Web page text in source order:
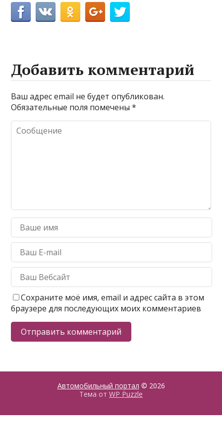
Добавить комментарий
Ваш адрес email не будет опубликован.
Обязательные поля помечены*
Сохраните моё имя, email и адрес сайта в этом
браузере для последующих моих комментариев
Автомобильный портал © 2026
Тема от WP Puzzle